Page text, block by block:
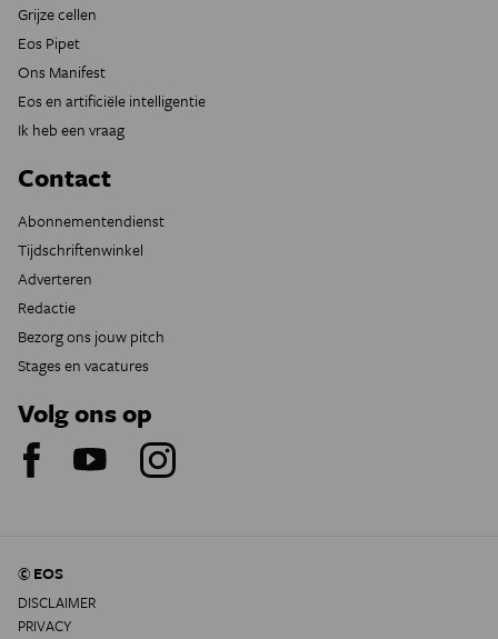
Grijze cellen
Eos Pipet
Ons Manifest
Eos en artificiële intelligentie
Ik heb een vraag
Contact
Abonnementendienst
Tijdschriftenwinkel
Adverteren
Redactie
Bezorg ons jouw pitch
Stages en vacatures
Volg ons op
© EOS
DISCLAIMER
PRIVACY